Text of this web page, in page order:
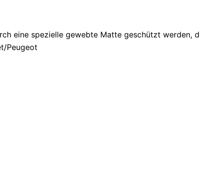
eine spezielle gewebte Matte geschützt werden,
Peugeot